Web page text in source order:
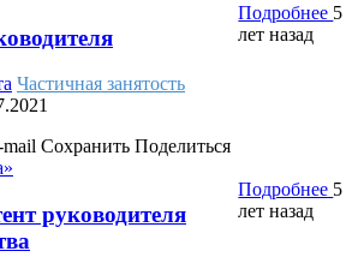
Частичная занятость
Сохранить Поделиться
Подробнее 5
лет назад
руководителя
Подробнее 5
лет назад